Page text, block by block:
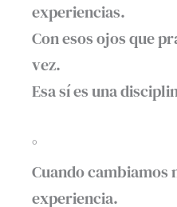
experiencias.⁣
Con esos ojos que
vez.⁣
Esa sí es una
°⁣
Cuando
experiencia.⁣